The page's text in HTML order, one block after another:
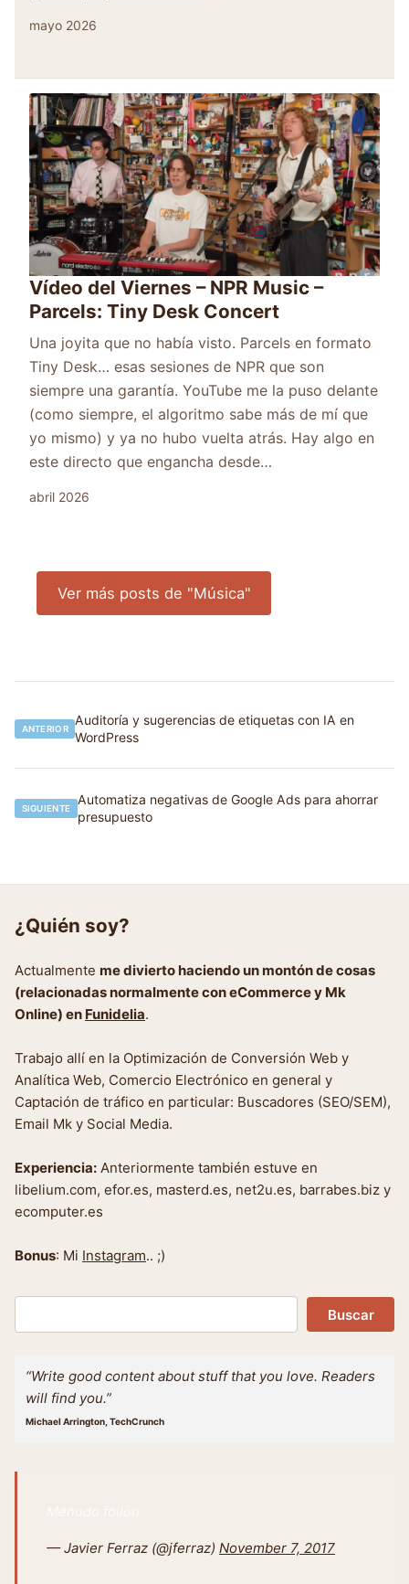
mayo 2026
Vídeo del Viernes – NPR Music –
Parcels: Tiny Desk Concert
Una joyita que no había visto. Parcels en formato
Tiny Desk… esas sesiones de NPR que son
siempre una garantía. YouTube me la puso delante
(como siempre, el algoritmo sabe más de mí que
yo mismo) y ya no hubo vuelta atrás. Hay algo en
este directo que engancha desde…
abril 2026
Ver más posts de "Música"
Navegación
de
entradas
ANTERIOR
Auditoría y sugerencias de etiquetas con IA en
WordPress
SIGUIENTE
Automatiza negativas de Google Ads para ahorrar
presupuesto
¿Quién soy?
Actualmente me divierto haciendo un montón de cosas
(relacionadas normalmente con eCommerce y Mk
Online) en Funidelia.
Trabajo allí en la Optimización de Conversión Web y
Analítica Web, Comercio Electrónico en general y
Captación de tráfico en particular: Buscadores (SEO/SEM),
Email Mk y Social Media.
Experiencia: Anteriormente también estuve en
libelium.com, efor.es, masterd.es, net2u.es, barrabes.biz y
ecomputer.es
Bonus: Mi Instagram.. ;)
Buscar
“Write good content about stuff that you love. Readers
will find you.”
Michael Arrington, TechCrunch
— Javier Ferraz (@jferraz) November 7, 2017